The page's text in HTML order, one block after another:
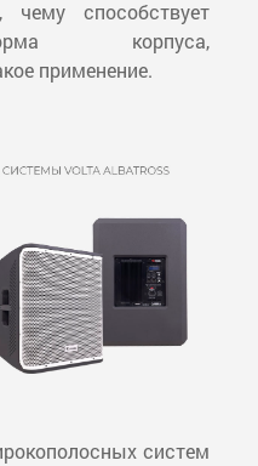
чему способствует
корпуса,
применение.
систем